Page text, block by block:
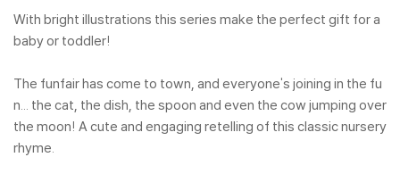
With bright illustrations this series make the perfect gift for a
baby or toddler!
The funfair has come to town, and everyone's joining in the fu
n... the cat, the dish, the spoon and even the cow jumping over
the moon! A cute and engaging retelling of this classic nursery
rhyme.